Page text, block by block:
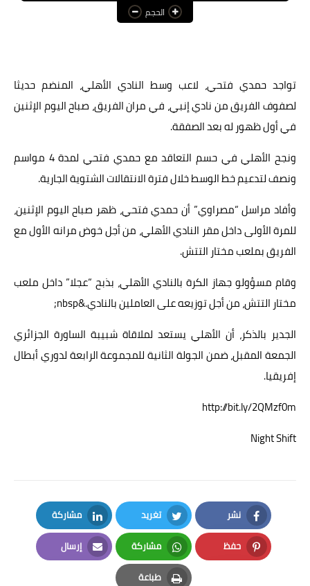
عالم المرأة
أخبار مصر
أخبار عربية
أخبار العالم
الحجم
تواجد حمدي فتحي، لاعب وسط النادي الأهلي، المنضم حديثا
لصفوف الفريق من نادي إنبي، في مران الفريق، صباح اليوم الإثنين
في أول ظهور له بعد الصفقة.
ونجح الأهلي في حسم التعاقد مع حمدي فتحي لمدة 4 مواسم
ونصف لتدعيم خط الوسط خلال فترة الانتقالات الشتوية الجارية.
وأفاد مراسل “مصراوي” أن حمدي فتحي، ظهر صباح اليوم الإثنين،
للمرة الأولى داخل مقر النادي الأهلي، من أجل خوض مرانه الأول مع
الفريق بملعب مختار التتش.
وقام مسؤولو جهاز الكرة بالنادي الأهلي، بذبح “عجلا” داخل ملعب
مختار التتش، من أجل توزيعه على العاملين بالنادي.&nbsp;
الجدير بالذكر، أن الأهلي يستعد لملاقاة شبيبة الساورة الجزائري
الجمعة المقبل، ضمن الجولة الثانية للمجموعة الرابعة لدوري أبطال
إفريقيا.
http://bit.ly/2QMzf0m
Night Shift
نشر
Facebook
تغريد
Twitter
مشاركة
LinkedIn
حفظ
Pinterest
مشاركة
Whatsapp
إرسال
Email
طباعة